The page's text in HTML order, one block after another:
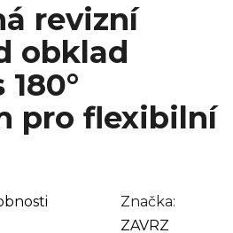
revizní
obklad
pro flexibilní
Značka:
ZAVRZ